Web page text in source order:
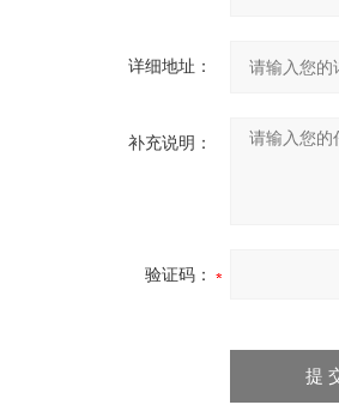
详细地址：
补充说明：
验证码：